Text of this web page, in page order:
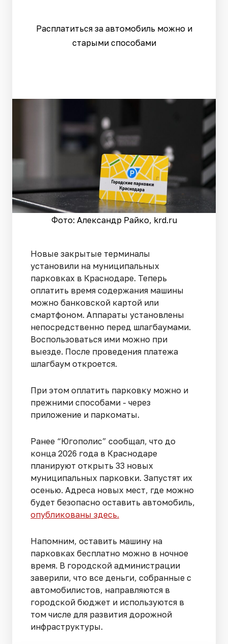
Расплатиться за автомобиль можно и
старыми способами
Фото: Александр Райко, krd.ru
Новые закрытые терминалы
установили на муниципальных
парковках в Краснодаре. Теперь
оплатить время содержания машины
можно банковской картой или
смартфоном. Аппараты установлены
непосредственно перед шлагбаумами.
Воспользоваться ими можно при
выезде. После проведения платежа
шлагбаум откроется.
При этом оплатить парковку можно и
прежними способами - через
приложение и паркоматы.
Ранее “Югополис” сообщал, что до
конца 2026 года в Краснодаре
планируют открыть 33 новых
муниципальных парковки. Запустят их
осенью. Адреса новых мест, где можно
будет безопасно оставить автомобиль,
опубликованы здесь.
Напомним, оставить машину на
парковках бесплатно можно в ночное
время. В городской администрации
заверили, что все деньги, собранные с
автомобилистов, направляются в
городской бюджет и используются в
том числе для развития дорожной
инфраструктуры.